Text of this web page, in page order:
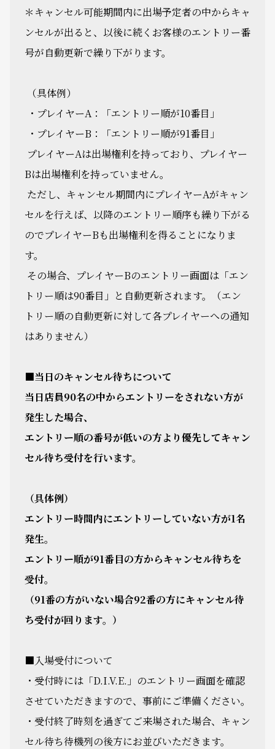
＊キャンセル可能期間内に出場予定者の中からキャ
ンセルが出ると、以後に続くお客様のエントリー番
号が自動更新で繰り下がります。
（具体例）
・プレイヤーA：「エントリー順が10番目」
・プレイヤーB：「エントリー順が91番目」
プレイヤーAは出場権利を持っており、プレイヤー
Bは出場権利を持っていません。
ただし、キャンセル期間内にプレイヤーAがキャン
セルを行えば、以降のエントリー順序も繰り下がる
のでプレイヤーBも出場権利を得ることになりま
す。
その場合、プレイヤーBのエントリー画面は「エン
トリー順は90番目」と自動更新されます。（エン
トリー順の自動更新に対して各プレイヤーへの通知
はありません）
■当日のキャンセル待ちについて
当日店員90名の中からエントリーをされない方が
発生した場合、
エントリー順の番号が低いの方より優先してキャン
セル待ち受付を行います。
（具体例）
エントリー時間内にエントリーしていない方が1名
発生。
エントリー順が91番目の方からキャンセル待ちを
受付。
（91番の方がいない場合92番の方にキャンセル待
ち受付が回ります。）
■入場受付について
・受付時には「D.I.V.E.」のエントリー画面を確認
させていただきますので、事前にご準備ください。
・受付終了時刻を過ぎてご来場された場合、キャン
セル待ち待機列の後方にお並びいただきます。